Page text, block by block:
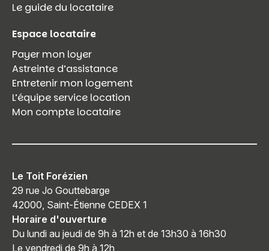
Le guide du locataire
Espace locataire
Payer mon loyer
Astreinte d’assistance
Entretenir mon logement
L’équipe service location
Mon compte locataire
Le Toit Forézien
29 rue Jo Gouttebarge
42000, Saint-Étienne CEDEX 1
Horaire d'ouverture
Du lundi au jeudi de 9h à 12h et de 13h30 à 16h30
Le vendredi de 9h à 12h